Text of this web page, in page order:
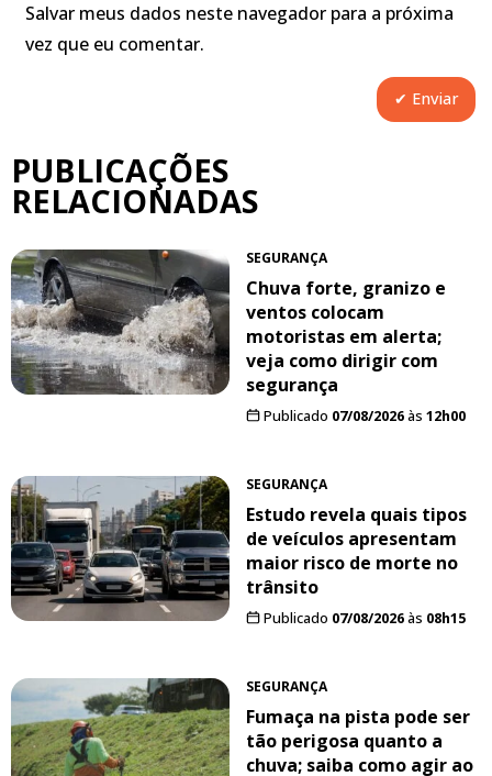
Salvar meus dados neste navegador para a próxima
vez que eu comentar.
PUBLICAÇÕES
RELACIONADAS
SEGURANÇA
Chuva forte, granizo e
ventos colocam
motoristas em alerta;
veja como dirigir com
segurança
Publicado 07/08/2026às 12h00
SEGURANÇA
Estudo revela quais tipos
de veículos apresentam
maior risco de morte no
trânsito
Publicado 07/08/2026às 08h15
SEGURANÇA
Fumaça na pista pode ser
tão perigosa quanto a
chuva; saiba como agir ao